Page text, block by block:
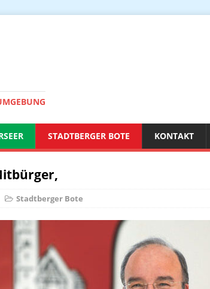
STADTBERGER BOTE KONTAKT
Stadtberger Bote